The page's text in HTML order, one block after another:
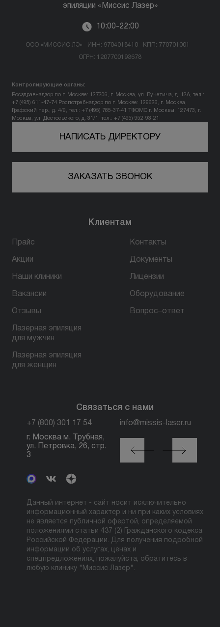
эпиляции «Миссис Лазер»
10:00-22:00
ООО «МИССИС ЛЭ» ИНН: 9704018410 КПП: 770701001
ОГРН: 1207700193678
Контролирующие органы:
Росздравнадзор по г. Москве: 127206, г. Москва, ул. Вучетича, д. 12А, тел.:
+7 (495) 611-47-74 Роспотребнадзор по г. Москве: 129626, г. Москва,
Графский пер., д. 4/9, тел.: +7 (495) 785-37-41
ТФОМС г. Москвы: 127473, г.
Москва, ул. Достоевского, д. 31/1, тел.: +7 (495) 952-93-21
НАПИСАТЬ ДИРЕКТОРУ
ЗАКАЗАТЬ ЗВОНОК
Клиентам
Прайс
Акции
Наши клиники
Вакансии
Отзывы
Лазерная эпиляция
для мужчин
Лазерная эпиляция
для женщин
Контакты
Документы
Лицензии
Оборудование
Вопрос–ответ
Связаться с нами
+7 (800) 301 17 54 info@missis-laser.ru
г. Москва м. Трубная,
ул. Петровка, 26, стр.
3
г. Москва м./МЦК
Автозаводская, ул.
Сайкина, 19
Данный интернет - сайт носит исключительно
информационный характер и ни при каких условиях
не является публичной офертой, определяемой
положениями статьи 437 (2) Гражданского кодекса
Российской Федерации. Для получения подробной
информации об услугах, ценах и
спецпредложениях, пожалуйста, обратитесь в
любую клинику "Миссис Лазер".